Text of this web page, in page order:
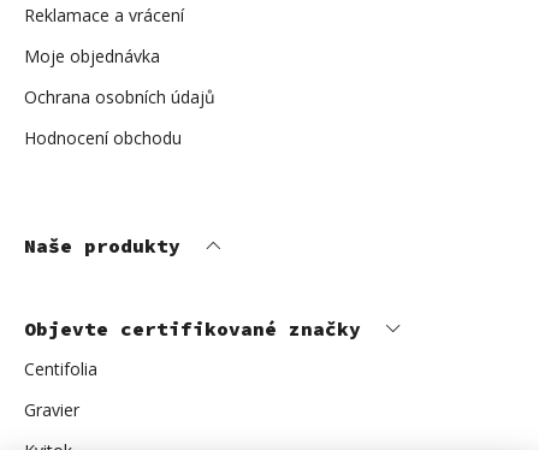
Reklamace a vrácení
Moje objednávka
Ochrana osobních údajů
Hodnocení obchodu
Naše produkty
Objevte certifikované značky
Centifolia
Gravier